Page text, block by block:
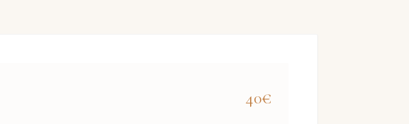
40€